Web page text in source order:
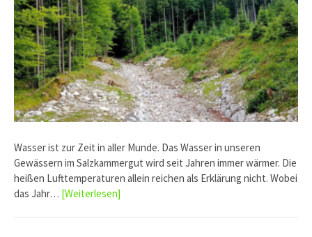
Wasser ist zur Zeit in aller Munde. Das Wasser in unseren
Gewässern im Salzkammergut wird seit Jahren immer wärmer. Die
heißen Lufttemperaturen allein reichen als Erklärung nicht. Wobei
das Jahr… [Weiterlesen]